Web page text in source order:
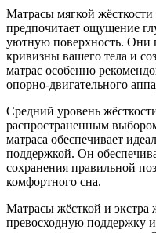
Матрасы мягкой жёсткости
предпочитает ощущение
уютную поверхность. Они
кривизны вашего тела и
матрас особенно
опорно-двигательного
Средний уровень
распространенным
матраса обеспечивает
поддержкой. Он
сохранения правильной
комфортного сна.
Матрасы жёсткой и экстра
превосходную поддержку